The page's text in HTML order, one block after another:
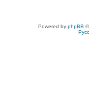
Powered by phpBB